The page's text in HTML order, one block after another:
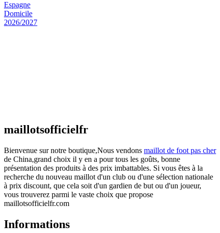
maillotsofficielfr
Bienvenue sur notre boutique,Nous vendons maillot de foot pas cher
de China,grand choix il y en a pour tous les goûts, bonne
présentation des produits à des prix imbattables. Si vous êtes à la
recherche du nouveau maillot d'un club ou d'une sélection nationale
à prix discount, que cela soit d'un gardien de but ou d'un joueur,
vous trouverez parmi le vaste choix que propose
maillotsofficielfr.com
Informations